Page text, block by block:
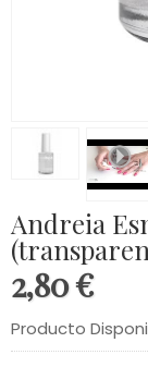
Andreia
2,80 €
Producto